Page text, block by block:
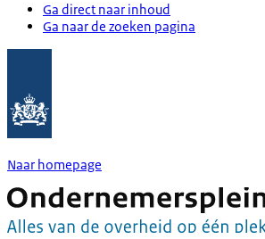
Ga direct naar inhoud
Ga naar de zoeken pagina
Naar homepage